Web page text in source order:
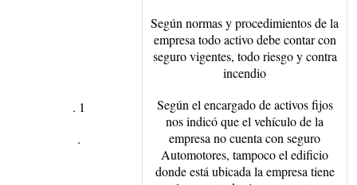
. 1
.
Según normas y procedimientos de la
empresa todo activo debe contar con
seguro vigentes, todo riesgo y contra
incendio
Según el encargado de activos fijos
nos indicó que el vehículo de la
empresa no cuenta con seguro
Automotores, tampoco el edificio
donde está ubicada la empresa tiene